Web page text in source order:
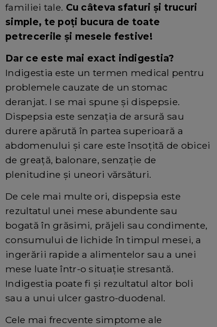
familiei tale. Cu câteva sfaturi și trucuri
simple, te poți bucura de toate
petrecerile și mesele festive!
Dar ce este mai exact indigestia?
Indigestia este un termen medical pentru
problemele cauzate de un stomac
deranjat. I se mai spune și dispepsie.
Dispepsia este senzaţia de arsură sau
durere apărută în partea superioară a
abdomenului şi care este însoţită de obicei
de greaţă, balonare, senzaţie de
plenitudine şi uneori vărsături.
De cele mai multe ori, dispepsia este
rezultatul unei mese abundente sau
bogată în grăsimi, prăjeli sau condimente,
consumului de lichide în timpul mesei, a
ingerării rapide a alimentelor sau a unei
mese luate într-o situaţie stresantă.
Indigestia poate fi şi rezultatul altor boli
sau a unui ulcer gastro-duodenal.
Cele mai frecvente simptome ale